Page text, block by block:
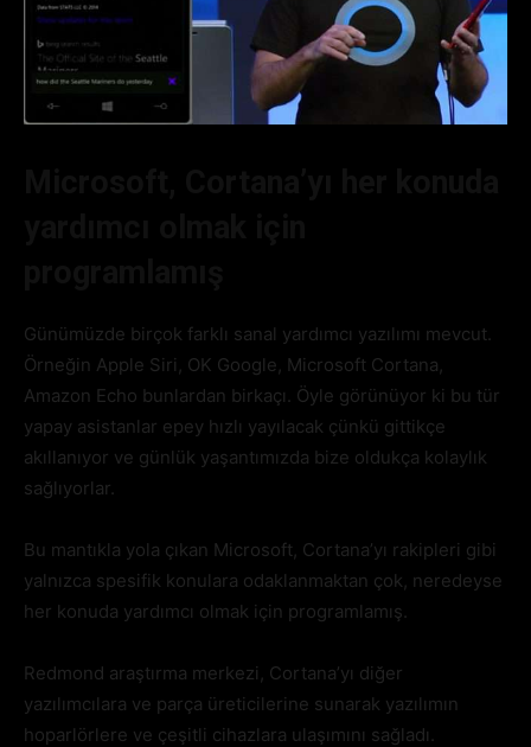
Günümüzde birçok farklı sanal yardımcı yazılımı mevcut.
Örneğin Apple Siri, OK Google, Microsoft Cortana,
Amazon Echo bunlardan birkaçı. Öyle görünüyor ki bu tür
yapay asistanlar epey hızlı yayılacak çünkü gittikçe
akıllanıyor ve günlük yaşantımızda bize oldukça kolaylık
sağlıyorlar.
Bu mantıkla yola çıkan Microsoft, Cortana’yı rakipleri gibi
yalnızca spesifik konulara odaklanmaktan çok, neredeyse
her konuda yardımcı olmak için programlamış.
Redmond araştırma merkezi, Cortana’yı diğer
yazılımcılara ve parça üreticilerine sunarak yazılımın
hoparlörlere ve çeşitli cihazlara ulaşımını sağladı.